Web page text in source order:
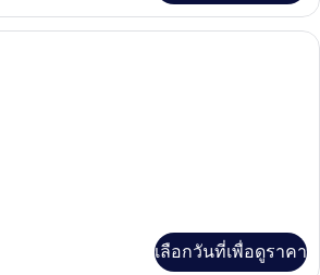
ห้องเอ็กเซกคิวทีฟสวีท | ตู้นิรภัยในห้อ
เลือกวันที่เพื่อดูราคา